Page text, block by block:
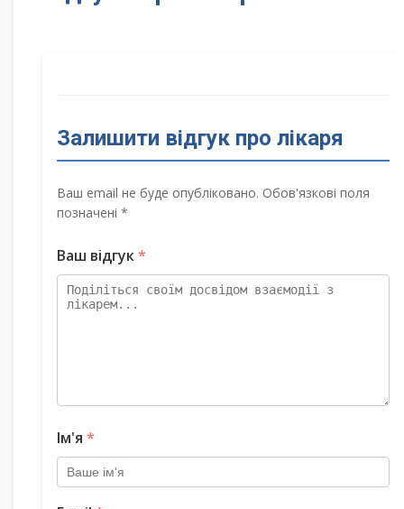
Залишити відгук про лікаря
Ваш email не буде опубліковано. Обов'язкові поля
позначені *
Ваш відгук*
Ім'я *